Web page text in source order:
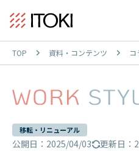
TOP 資料・コンテンツ コ
移転・リニューアル
公開日：2025/04/03 更新日：